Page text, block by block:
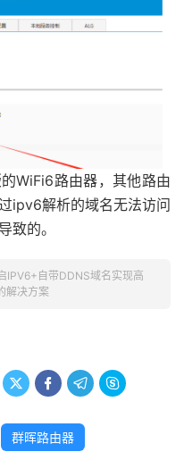
WiFi6路由器，其他路由
ipv6解析的域名无法访问
致的。
IPV6+自带DDNS域名实现高
解决方案
   
群晖路由器